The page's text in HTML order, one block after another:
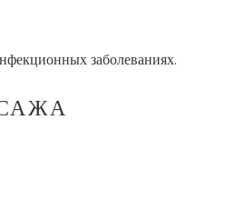
заболеваниях.